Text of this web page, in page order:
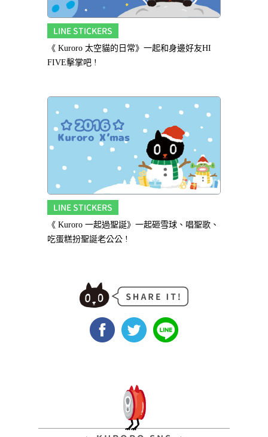
LINE STICKERS
《 Kuroro 太空貓的日常》一起和身邊好友HI
FIVE擊掌吧 !
LINE STICKERS
《 Kuroro 一起過聖誕》一起砸雪球、唱聖歌、
吃蛋糕扮聖誕老公公 !